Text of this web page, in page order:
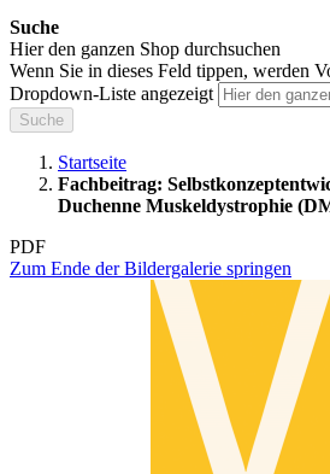
Suche
Hier den ganzen Shop durchsuchen
Wenn Sie in dieses Feld tippen, werden
Dropdown-Liste angezeigt
Suche
Startseite
Fachbeitrag:
Duchenne Muskeldystrophie
PDF
Zum Ende der Bildergalerie springen